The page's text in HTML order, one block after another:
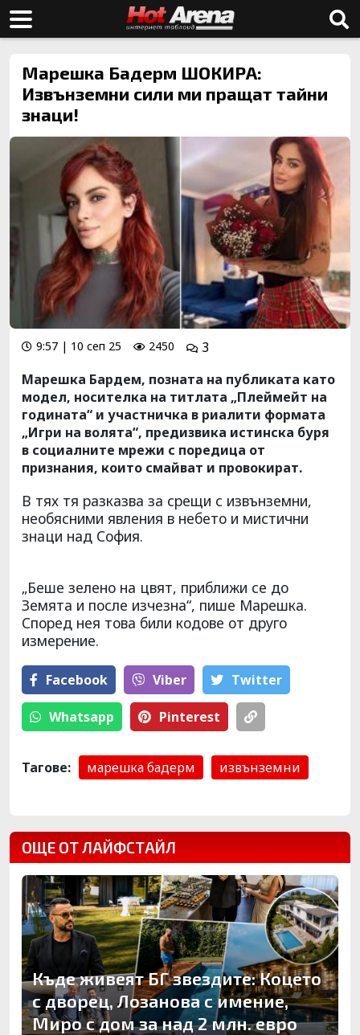
Марешка Бадерм ШОКИРА:
Извънземни сили ми пращат тайни
знаци!
9:57 | 10 сеп 25 2450
3
Марешка Бардем, позната на публиката като
модел, носителка на титлата „Плеймейт на
годината“ и участничка в риалити формата
„Игри на волята“, предизвика истинска буря
в социалните мрежи с поредица от
признания, които смайват и провокират.
В тях тя разказва за срещи с извънземни,
необясними явления в небето и мистични
знаци над София.
„Беше зелено на цвят, приближи се до
Земята и после изчезна“, пише Марешка.
Според нея това били кодове от друго
измерение.
Facebook Viber Тwitter
Whatsapp Pinterest
Тагове: марешка бадерм извънземни
ОЩЕ ОТ ЛАЙФСТАЙЛ
Къде живеят БГ звездите: Коцето
с дворец, Лозанова с имение,
Миро с дом за над 2 млн. евро